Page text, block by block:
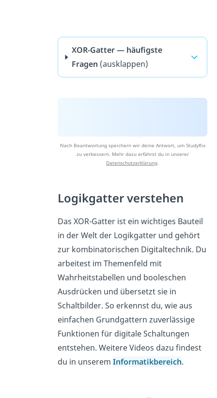
XOR-Gatter — häufigste
Fragen (ausklappen)
Nach Beantwortung speichern wir deine Antwort, um Studyflix
zu verbessern. Mehr dazu erfährst du in unserer
Datenschutzerklärung.
Logikgatter verstehen
Das XOR-Gatter ist ein wichtiges Bauteil
in der Welt der Logikgatter und gehört
zur kombinatorischen Digitaltechnik. Du
arbeitest im Themenfeld mit
Wahrheitstabellen und booleschen
Ausdrücken und übersetzt sie in
Schaltbilder. So erkennst du, wie aus
einfachen Grundgattern zuverlässige
Funktionen für digitale Schaltungen
entstehen. Weitere Videos dazu findest
du in unseremInformatikbereich.